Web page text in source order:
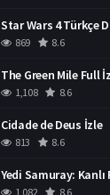
Star Wars 4 Türkçe
869 8.6
The Green Mile Full
1,108 8.6
Cidade de Deus İzle
813 8.6
1,082 8.6